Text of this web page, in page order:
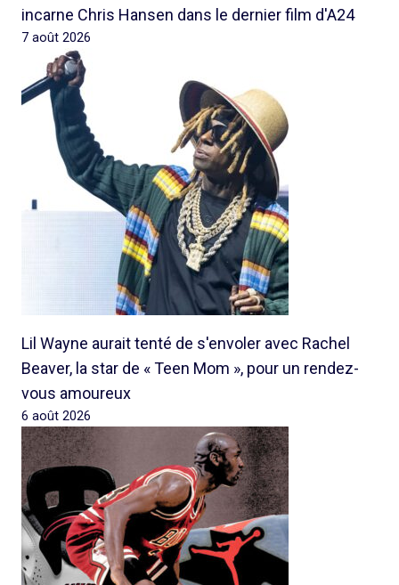
incarne Chris Hansen dans le dernier film d'A24
7 août 2026
Lil Wayne aurait tenté de s'envoler avec Rachel
Beaver, la star de « Teen Mom », pour un rendez-
vous amoureux
6 août 2026